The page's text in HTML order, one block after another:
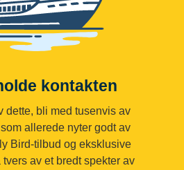
kontakten
dette, bli med tusenvis av
allerede nyter godt av
Bird-tilbud og eksklusive
av et bredt spekter av